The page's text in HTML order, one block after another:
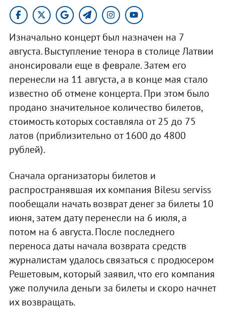
Изначально концерт был назначен на 7
августа. Выступление тенора в столице Латвии
анонсировали еще в феврале. Затем его
перенесли на 11 августа, а в конце мая стало
известно об отмене концерта. При этом было
продано значительное количество билетов,
стоимость которых составляла от 25 до 75
латов (приблизительно от 1600 до 4800
рублей).
Сначала организаторы билетов и
распространявшая их компания Bilesu serviss
пообещали начать возврат денег за билеты 10
июня, затем дату перенесли на 6 июля, а
потом на 6 августа. После последнего
переноса даты начала возврата средств
журналистам удалось связаться с продюсером
Решетовым, который заявил, что его компания
уже получила деньги за билеты и скоро начнет
их возвращать.